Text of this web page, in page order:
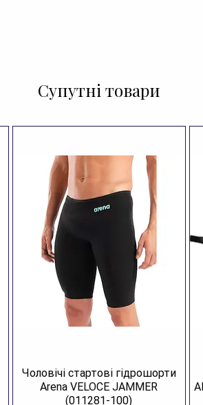
Супутні товари
Чоловічі стартові гідрошорти
Arena VELOCE JAMMER
(011281-100)